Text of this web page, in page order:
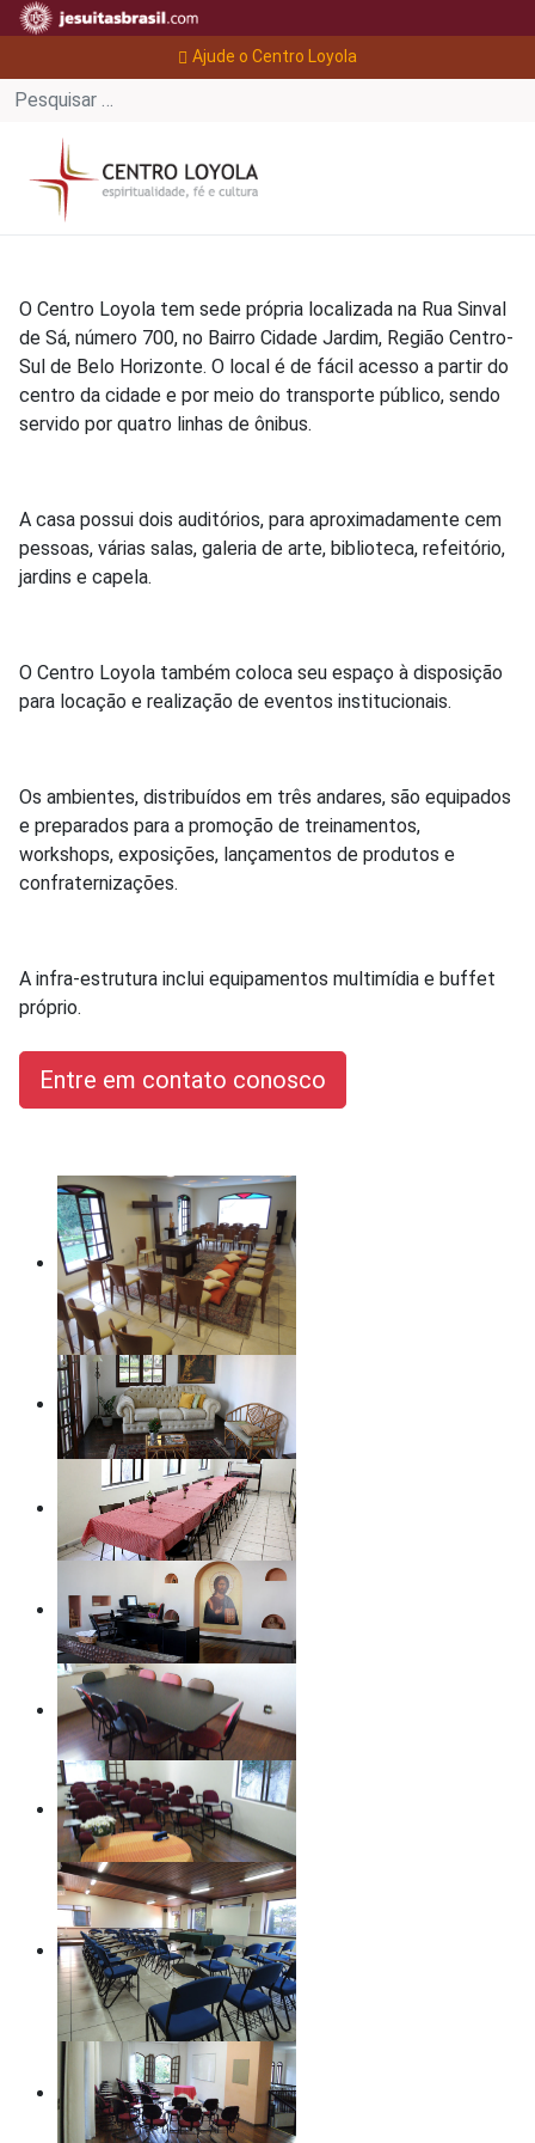
Ajude o Centro Loyola
O Centro Loyola tem sede própria localizada na Rua Sinval
de Sá, número 700, no Bairro Cidade Jardim, Região Centro-
Sul de Belo Horizonte. O local é de fácil acesso a partir do
centro da cidade e por meio do transporte público, sendo
servido por quatro linhas de ônibus.
A casa possui dois auditórios, para aproximadamente cem
pessoas, várias salas, galeria de arte, biblioteca, refeitório,
jardins e capela.
O Centro Loyola também coloca seu espaço à disposição
para locação e realização de eventos institucionais.
Os ambientes, distribuídos em três andares, são equipados
e preparados para a promoção de treinamentos,
workshops, exposições, lançamentos de produtos e
confraternizações.
A infra-estrutura inclui equipamentos multimídia e buffet
próprio.
Entre em contato conosco